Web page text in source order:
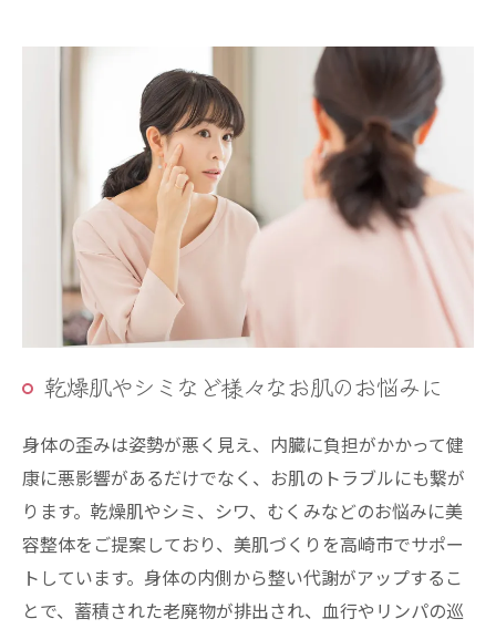
乾燥肌やシミなど様々なお肌のお悩みに
身体の歪みは姿勢が悪く見え、内臓に負担がかかって健
康に悪影響があるだけでなく、お肌のトラブルにも繋が
ります。乾燥肌やシミ、シワ、むくみなどのお悩みに美
容整体をご提案しており、美肌づくりを高崎市でサポー
トしています。身体の内側から整い代謝がアップするこ
とで、蓄積された老廃物が排出され、血行やリンパの巡